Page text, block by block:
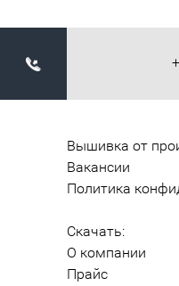
Вышивка от
Вакансии
Политика
Скачать:
О компании
Прайс